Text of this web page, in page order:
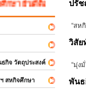
ยินดีต้อนรับ
จ วัตถุประสงค์
สหกิจศึกษา
ปรั
“สห
วิสัย
“มุ่ง
พัน